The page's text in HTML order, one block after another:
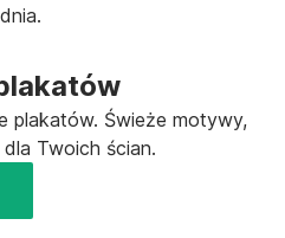
plakatów. Świeże motywy,
Twoich ścian.